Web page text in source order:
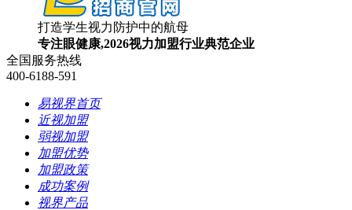
打造学生视力防护中的航母
专注眼健康,2026视力加盟行业典范企业
全国服务热线
400-6188-591
易视界首页
近视加盟
弱视加盟
加盟优势
加盟政策
成功案例
视界产品